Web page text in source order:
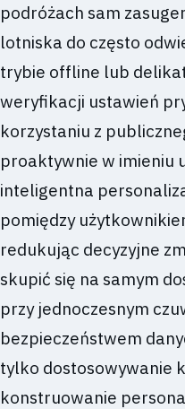
podróżach sam
lotniska do często
trybie offline lub
weryfikacji ustawień
korzystaniu z
proaktywnie w imieniu
inteligentna
pomiędzy
redukując decyzyjne
skupić się na samym
przy jednoczesnym
bezpieczeństwem
tylko dostosowywanie
konstruowanie